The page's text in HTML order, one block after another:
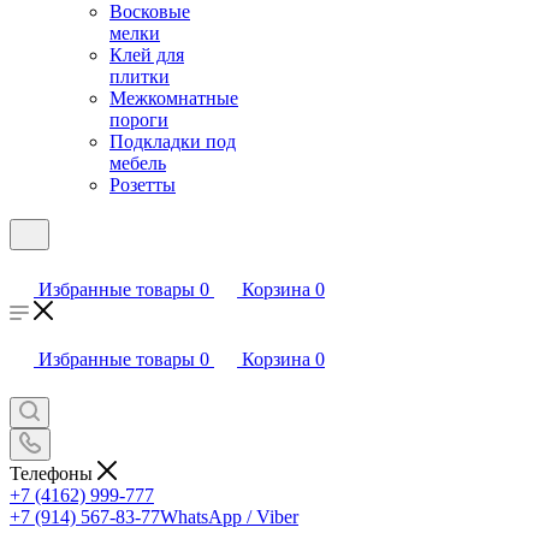
Восковые
мелки
Клей для
плитки
Межкомнатные
пороги
Подкладки под
мебель
Розетты
Избранные товары 0 Корзина 0
Избранные товары 0 Корзина 0
Телефоны
+7 (4162) 999-777
+7 (914) 567-83-77WhatsApp / Viber